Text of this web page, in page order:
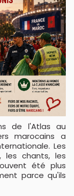
marocains a
Les
les chants, les
été plus
parce qu'ils